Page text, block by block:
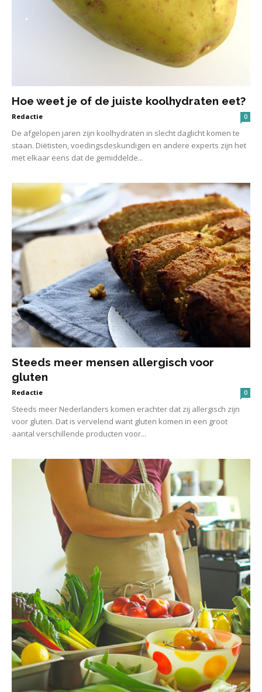
Hoe weet je of de juiste koolhydraten eet?
Redactie 0
De afgelopen jaren zijn koolhydraten in slecht daglicht komen te
staan. Diëtisten, voedingsdeskundigen en andere experts zijn het
met elkaar eens dat de gemiddelde...
Steeds meer mensen allergisch voor
gluten
Redactie 0
Steeds meer Nederlanders komen erachter dat zij allergisch zijn
voor gluten. Dat is vervelend want gluten komen in een groot
aantal verschillende producten voor...